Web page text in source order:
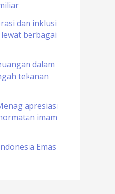
dan inklusi
berbagai
dalam
tekanan
apresiasi
imam
Emas